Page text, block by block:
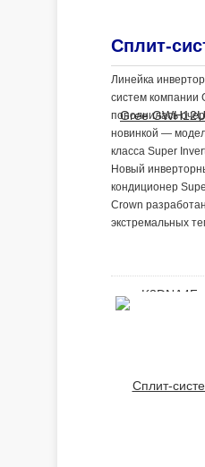
Линейка
систем компании
пополнилась
новинкой —
класса Super
Новый
кондиционер
Crown
экстремальных